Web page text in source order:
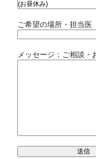
ご希望の場所・担当医
メッセージ：ご相談・